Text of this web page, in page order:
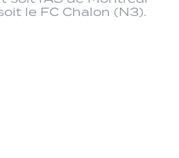
le FC Chalon (N3).